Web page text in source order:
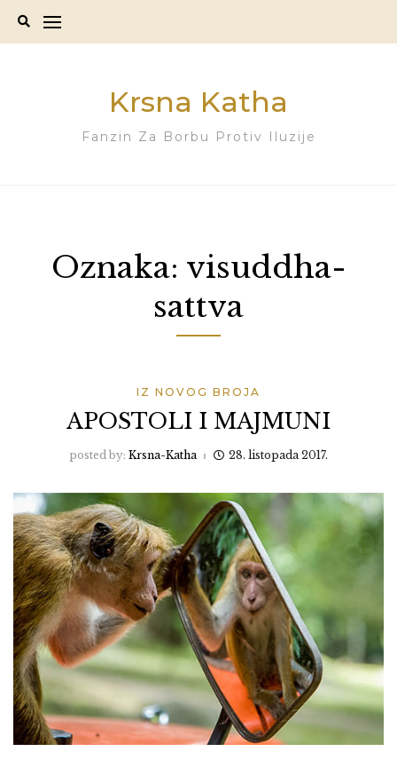
Krsna Katha
Fanzin Za Borbu Protiv Iluzije
Oznaka: visuddha-
sattva
IZ NOVOG BROJA
APOSTOLI I MAJMUNI
posted by: Krsna-Katha 28. listopada 2017.